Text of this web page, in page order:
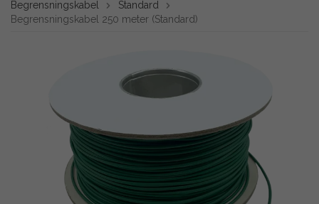
Begrensningskabel
Standard
Begrensningskabel 250 meter (Standard)